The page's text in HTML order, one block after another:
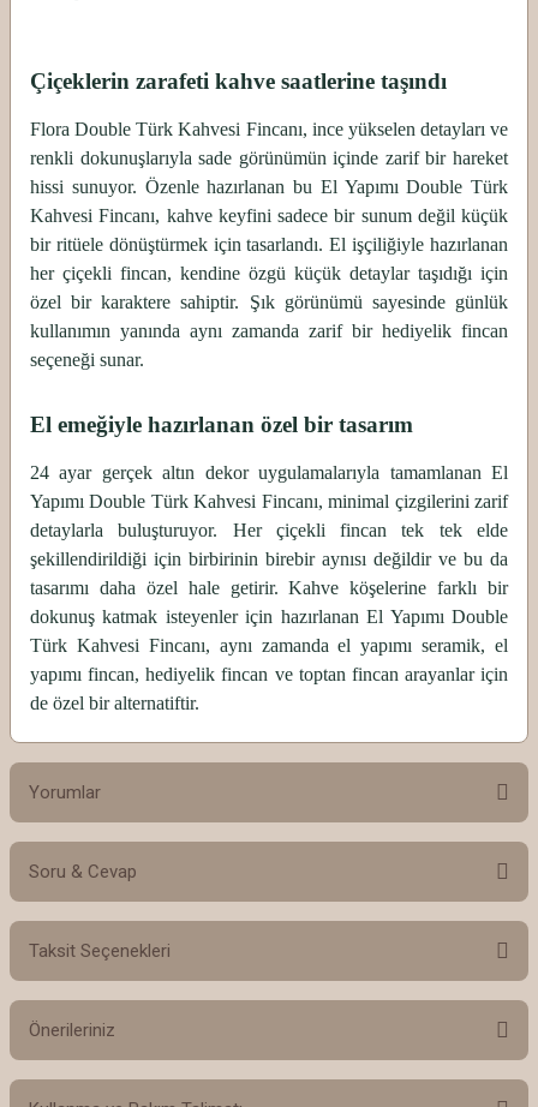
Çiçeklerin zarafeti kahve saatlerine taşındı
Flora Double Türk Kahvesi Fincanı, ince yükselen detayları ve
renkli dokunuşlarıyla sade görünümün içinde zarif bir hareket
hissi sunuyor. Özenle hazırlanan bu El Yapımı Double Türk
Kahvesi Fincanı, kahve keyfini sadece bir sunum değil küçük
bir ritüele dönüştürmek için tasarlandı. El işçiliğiyle hazırlanan
her çiçekli fincan, kendine özgü küçük detaylar taşıdığı için
özel bir karaktere sahiptir. Şık görünümü sayesinde günlük
kullanımın yanında aynı zamanda zarif bir hediyelik fincan
seçeneği sunar.
El emeğiyle hazırlanan özel bir tasarım
24 ayar gerçek altın dekor uygulamalarıyla tamamlanan El
Yapımı Double Türk Kahvesi Fincanı, minimal çizgilerini zarif
detaylarla buluşturuyor. Her çiçekli fincan tek tek elde
şekillendirildiği için birbirinin birebir aynısı değildir ve bu da
tasarımı daha özel hale getirir. Kahve köşelerine farklı bir
dokunuş katmak isteyenler için hazırlanan El Yapımı Double
Türk Kahvesi Fincanı, aynı zamanda el yapımı seramik, el
yapımı fincan, hediyelik fincan ve toptan fincan arayanlar için
de özel bir alternatiftir.
Yorumlar
Bu ürüne ilk yorumu siz yapın!
Soru & Cevap
Ürün hakkında henüz soru sorulmamış.
Taksit Seçenekleri
Önerileriniz
Bu ürünün fiyat bilgisi, resim, ürün açıklamalarında ve diğer konularda